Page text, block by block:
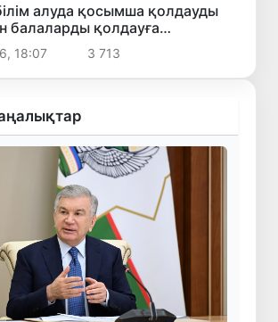
алуда қосымша қолдауды
балаларды қолдауға
ұсыныстармен танысты
18:07 3 713